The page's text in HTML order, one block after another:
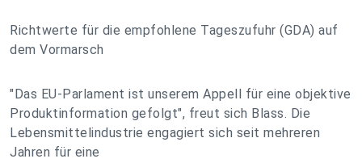
Richtwerte für die empfohlene Tageszufuhr (GDA) auf
dem Vormarsch
"Das EU-Parlament ist unserem Appell für eine objektive
Produktinformation gefolgt", freut sich Blass. Die
Lebensmittelindustrie engagiert sich seit mehreren
Jahren für eine